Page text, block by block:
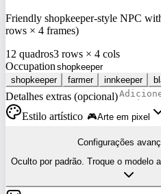
Friendly shopkeeper-style NPC
rows × 4 frames)
12 quadros3 rows × 4 cols
Occupation
shopkeeper farmer innkeeper
Detalhes extras (opcional)
Estilo artístico 🎮Arte em pixel
Configurações
Oculto por padrão. Troque o modelo